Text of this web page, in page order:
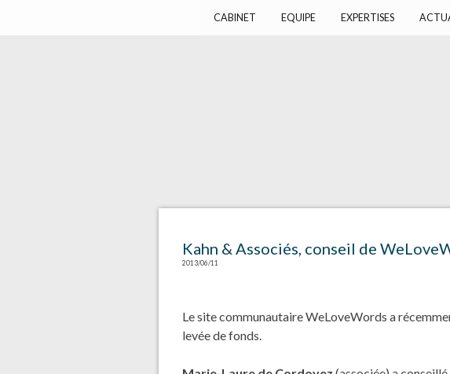
CABINET EQUIPE EXPERTISES
Kahn & Associés, conseil de
2013/06/11
Le site communautaire WeLoveWords a
levée de fonds.